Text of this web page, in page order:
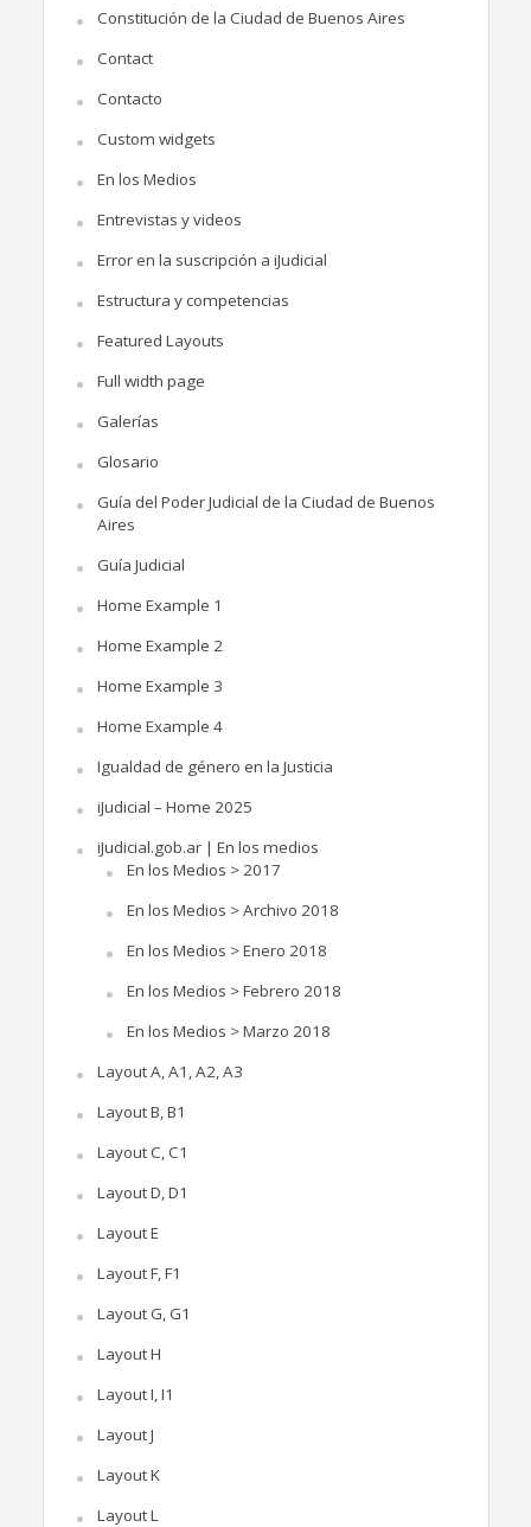
Constitución de la Ciudad de Buenos Aires
Contact
Contacto
Custom widgets
En los Medios
Entrevistas y videos
Error en la suscripción a iJudicial
Estructura y competencias
Featured Layouts
Full width page
Galerías
Glosario
Guía del Poder Judicial de la Ciudad de Buenos
Aires
Guía Judicial
Home Example 1
Home Example 2
Home Example 3
Home Example 4
Igualdad de género en la Justicia
iJudicial – Home 2025
iJudicial.gob.ar | En los medios
En los Medios > 2017
En los Medios > Archivo 2018
En los Medios > Enero 2018
En los Medios > Febrero 2018
En los Medios > Marzo 2018
Layout A, A1, A2, A3
Layout B, B1
Layout C, C1
Layout D, D1
Layout E
Layout F, F1
Layout G, G1
Layout H
Layout I, I1
Layout J
Layout K
Layout L